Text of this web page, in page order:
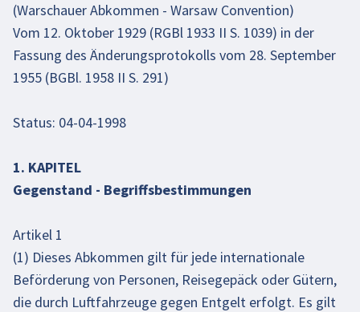
(Warschauer Abkommen - Warsaw Convention)
Vom 12. Oktober 1929 (RGBl 1933 II S. 1039) in der
Fassung des Änderungsprotokolls vom 28. September
1955 (BGBl. 1958 II S. 291)
Status: 04-04-1998
1. KAPITEL
Gegenstand - Begriffsbestimmungen
Artikel 1
(1) Dieses Abkommen gilt für jede internationale
Beförderung von Personen, Reisegepäck oder Gütern,
die durch Luftfahrzeuge gegen Entgelt erfolgt. Es gilt